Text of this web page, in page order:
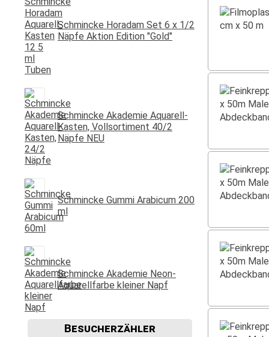
Schmincke Horadam Set 6 x 1/2
Näpfe Aktion Edition "Gold"
Schmincke Akademie Aquarell-
Kasten, Vollsortiment 40/2
Näpfe NEU
Schmincke Gummi Arabicum 200
ml
Schmincke Akademie Neon-
Aquarellfarbe kleiner Napf
Besucherzähler